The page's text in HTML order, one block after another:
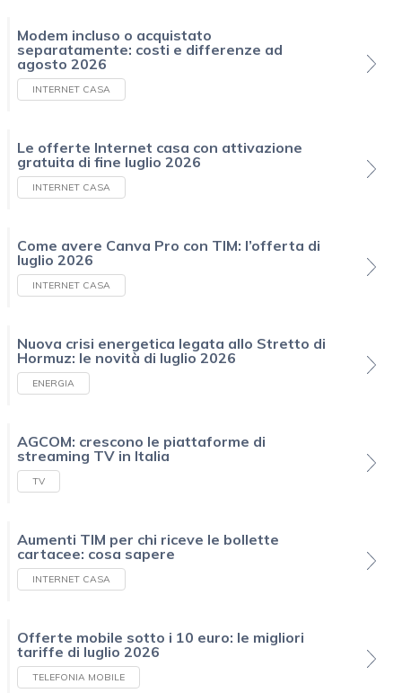
Modem incluso o acquistato
separatamente: costi e differenze ad
agosto 2026
INTERNET CASA
Le offerte Internet casa con attivazione
gratuita di fine luglio 2026
INTERNET CASA
Come avere Canva Pro con TIM: l’offerta di
luglio 2026
INTERNET CASA
Nuova crisi energetica legata allo Stretto di
Hormuz: le novità di luglio 2026
ENERGIA
AGCOM: crescono le piattaforme di
streaming TV in Italia
TV
Aumenti TIM per chi riceve le bollette
cartacee: cosa sapere
INTERNET CASA
Offerte mobile sotto i 10 euro: le migliori
tariffe di luglio 2026
TELEFONIA MOBILE